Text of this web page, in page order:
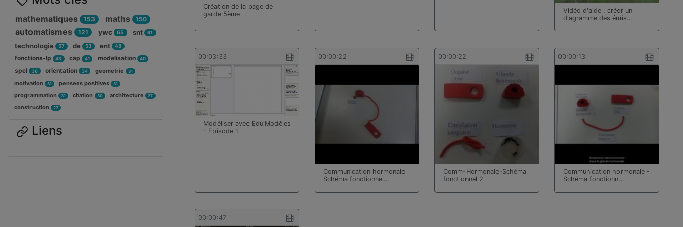
Création de la page de
garde 5ème
Vidéo d'aide : créer un
diagramme des émis…
00:03:33
Modéliser avec Edu'Modèles
- Episode 1
00:00:22
Communication hormonale
Schéma fonctionnel…
00:00:22
Comm-Hormonale-Schéma
fonctionnel 2
00:00:13
Communication hormonale -
Schéma fonctionn…
00:00:47
mathematiques 153 maths 150
automatismes 121 ywc 65 snt 61
technologie 57 de 53 ent 48
fonctions-lp 43 cap 41 modelisation 40
spcl 36 orientation 34 geometrie 31
motivation 31 pensees positives 31
programmation 31 citation 30 architecture 27
construction 27
Liens